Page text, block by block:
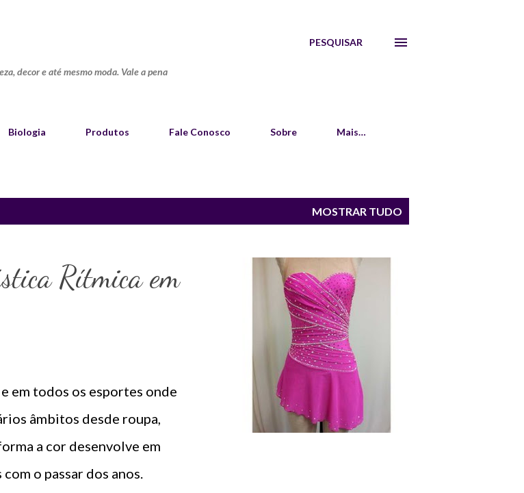
decor e até mesmo moda. Vale a pena
PESQUISAR
Biologia Produtos Fale Conosco Sobre Mais…
MOSTRAR TUDO
Rítmica em
em todos os esportes onde
âmbitos desde roupa,
a cor desenvolve em
o passar dos anos.